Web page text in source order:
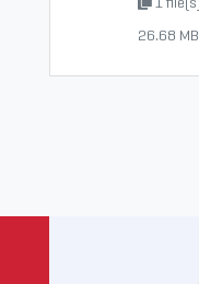
1 file(s)
26.68 MB